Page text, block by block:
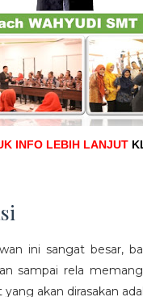
INFO LEBIH LANJUT
ini sangat besar,
sampai rela
akan dirasakan